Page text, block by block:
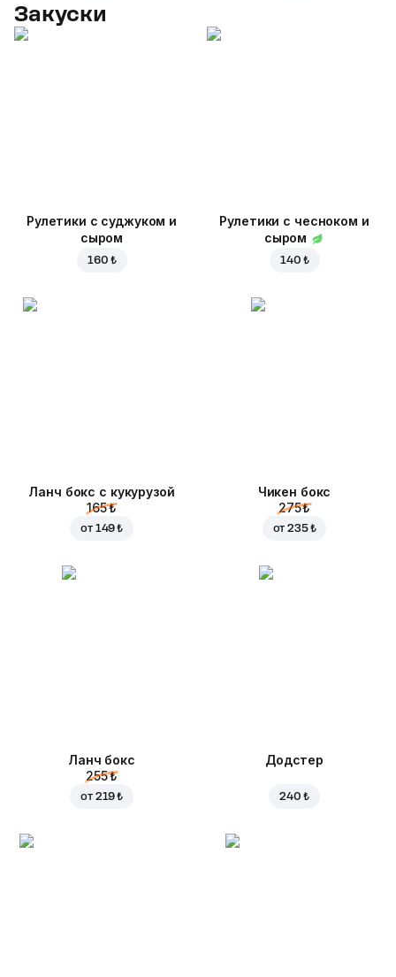
Закуски
Рулетики с суджуком и
сыром
160 ₺
Рулетики с чесноком и
сыром
140 ₺
Ланч бокс с кукурузой
165 ₺
от 149 ₺
Чикен бокс
275 ₺
от235 ₺
Ланч бокс
255 ₺
от 219 ₺
Додстер
240 ₺